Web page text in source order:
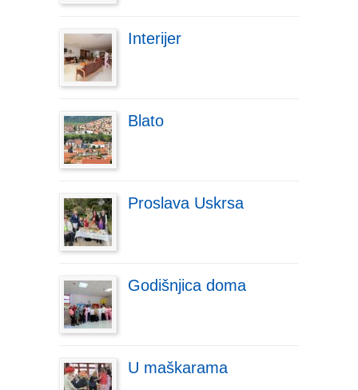
Interijer
Blato
Proslava Uskrsa
Godišnjica doma
U maškarama